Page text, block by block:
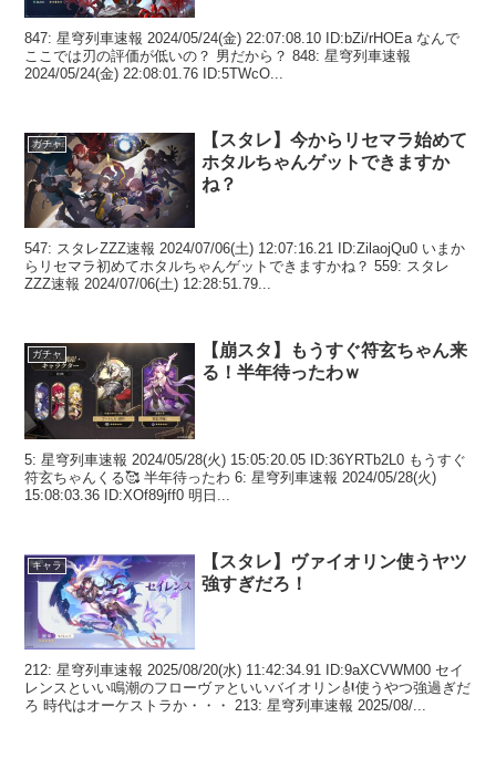
847: 星穹列車速報 2024/05/24(金) 22:07:08.10 ID:bZi/rHOEa なんで
ここでは刃の評価が低いの？ 男だから？ 848: 星穹列車速報
2024/05/24(金) 22:08:01.76 ID:5TWcO...
ガチャ
【スタレ】今からリセマラ始めて
ホタルちゃんゲットできますか
ね？
547: スタレZZZ速報 2024/07/06(土) 12:07:16.21 ID:ZilaojQu0 いまか
らリセマラ初めてホタルちゃんゲットできますかね？ 559: スタレ
ZZZ速報 2024/07/06(土) 12:28:51.79...
ガチャ
【崩スタ】もうすぐ符玄ちゃん来
る！半年待ったわｗ
5: 星穹列車速報 2024/05/28(火) 15:05:20.05 ID:36YRTb2L0 もうすぐ
符玄ちゃんくる🥰 半年待ったわ 6: 星穹列車速報 2024/05/28(火)
15:08:03.36 ID:XOf89jff0 明日...
キャラ
【スタレ】ヴァイオリン使うヤツ
強すぎだろ！
212: 星穹列車速報 2025/08/20(水) 11:42:34.91 ID:9aXCVWM00 セイ
レンスといい鳴潮のフローヴァといいバイオリン🎻使うやつ強過ぎだ
ろ 時代はオーケストラか・・・ 213: 星穹列車速報 2025/08/...